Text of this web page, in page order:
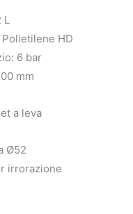
HD
6 bar
mm
a leva
Ø52
irrorazione